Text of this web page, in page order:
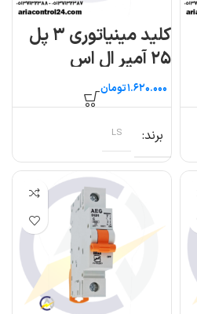
کلید مینیاتوری ۳ پل
۲۵ آمپر ال اس
تومان
برند LS